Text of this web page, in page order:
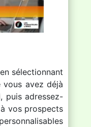
sélectionnant
avez déjà
puis adressez-
vos prospects